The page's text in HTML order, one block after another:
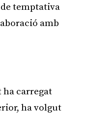
de temptativa
amb
ha carregat
ha volgut